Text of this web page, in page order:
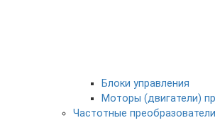
Блоки управления
Моторы (двигатели)
Частотные преобразователи